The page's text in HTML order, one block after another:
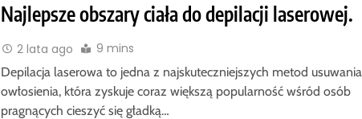
Najlepsze obszary ciała do depilacji laserowej.
2 lata ago 9 mins
Depilacja laserowa to jedna z najskuteczniejszych metod usuwania
owłosienia, która zyskuje coraz większą popularność wśród osób
pragnących cieszyć się gładką…